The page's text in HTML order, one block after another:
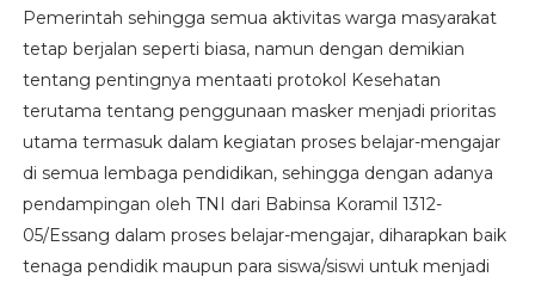
Pemerintah sehingga semua aktivitas warga masyarakat
tetap berjalan seperti biasa, namun dengan demikian
tentang pentingnya mentaati protokol Kesehatan
terutama tentang penggunaan masker menjadi prioritas
utama termasuk dalam kegiatan proses belajar-mengajar
di semua lembaga pendidikan, sehingga dengan adanya
pendampingan oleh TNI dari Babinsa Koramil 1312-
05/Essang dalam proses belajar-mengajar, diharapkan baik
tenaga pendidik maupun para siswa/siswi untuk menjadi